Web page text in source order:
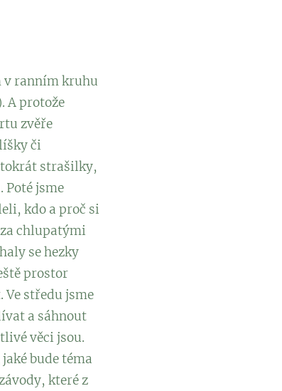
v ranním kruhu
A protože
zvěře
či
strašilky,
jsme
kdo a proč si
chlupatými
se hezky
prostor
středu jsme
a sáhnout
věci jsou.
bude téma
které z